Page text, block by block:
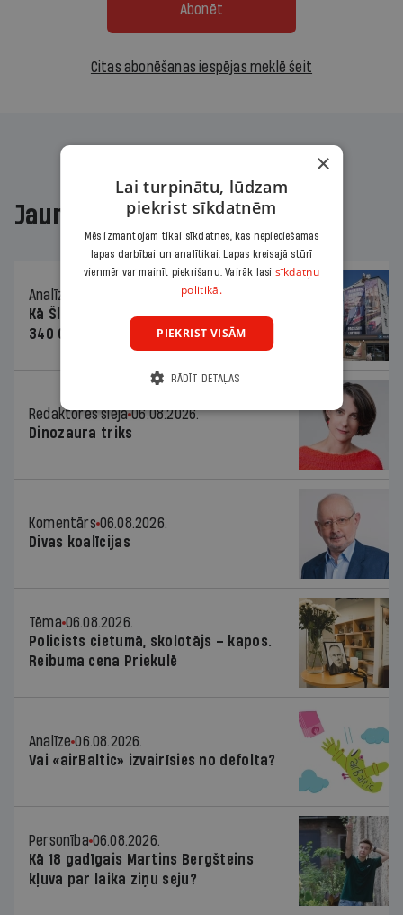
Abonēt
Citas abonēšanas iespējas meklē šeit
Jaunākajā žurnālā
Analīze
Kā Šlesera partija palika nesodīta par
340 000 vērtu reklāmas kampaņu
Redaktores sleja 06.08.2026.
Dinozaura triks
Komentārs 06.08.2026.
Divas koalīcijas
Tēma 06.08.2026.
Policists cietumā, skolotājs – kapos.
Reibuma cena Priekulē
Analīze 06.08.2026.
Vai «airBaltic» izvairīsies no defolta?
Personība 06.08.2026.
Kā 18 gadīgais Martins Bergšteins
kļuva par laika ziņu seju?
×
Lai turpinātu, lūdzam
piekrist sīkdatnēm
Mēs izmantojam tikai sīkdatnes, kas nepieciešamas
lapas darbībai un analītikai. Lapas kreisajā stūrī
vienmēr var mainīt piekrišanu. Vairāk lasi sīkdatņu
politikā.
PIEKRIST VISĀM
RĀDĪT DETAĻAS